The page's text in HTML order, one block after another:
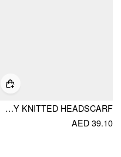
CHERRY KNITTED HEADSCARF
AED 39.10